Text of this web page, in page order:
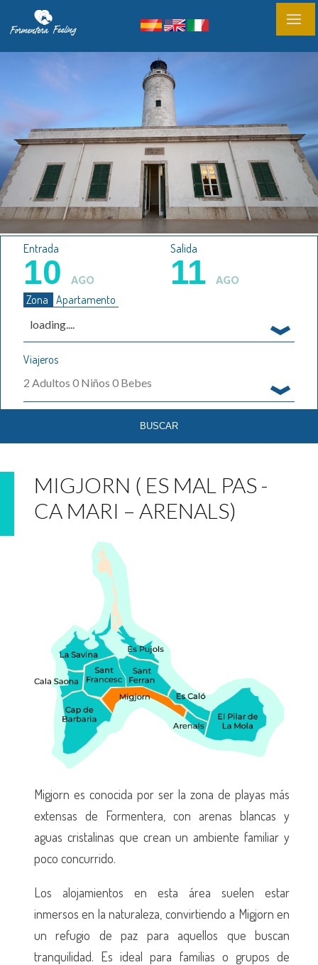
Entrada
10 AGO
Salida
11 AGO
Zona Apartamento
loading....
Viajeros
2 Adultos 0 Niños 0 Bebes
MIGJORN ( ES MAL PAS -
CA MARI – ARENALS)
Migjorn es conocida por ser la zona de playas más
extensas de Formentera, con arenas blancas y
aguas cristalinas que crean un ambiente familiar y
poco concurrido.
Los alojamientos en esta área suelen estar
inmersos en la naturaleza, convirtiendo a Migjorn en
un refugio de paz para aquellos que buscan
tranquilidad. Es ideal para familias o grupos de